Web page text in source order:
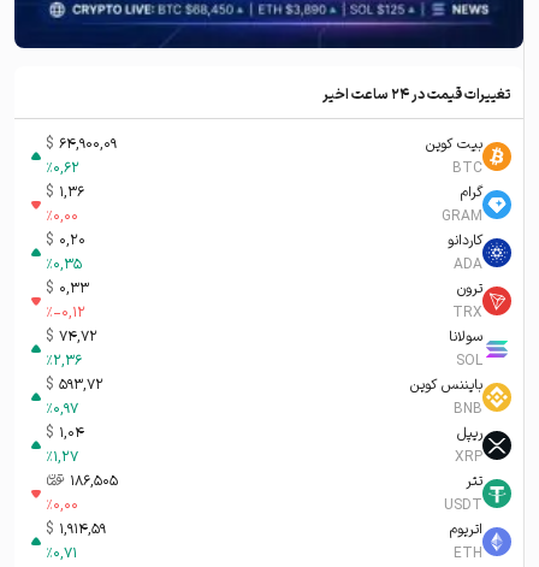
تغییرات قیمت در ۲۴ ساعت اخیر
بیت کوین
BTC
64,900,09
$
%0,62
گرام
GRAM
1,36
$
%0,00
کاردانو
ADA
0,20
$
%0,35
ترون
TRX
0,33
$
%-0,12
سولانا
SOL
74,72
$
%2,36
بایننس کوین
BNB
593,72
$
%0,97
ریپل
XRP
1,04
$
%1,27
تتر
USDT
186,505 تومان-ء
%0,00
اتریوم
ETH
1,914,59
$
%0,71